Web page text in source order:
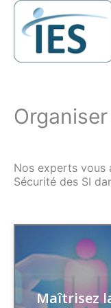
Nos experts vous
Sécurité des SI
Maîtrisez
Augmentez la